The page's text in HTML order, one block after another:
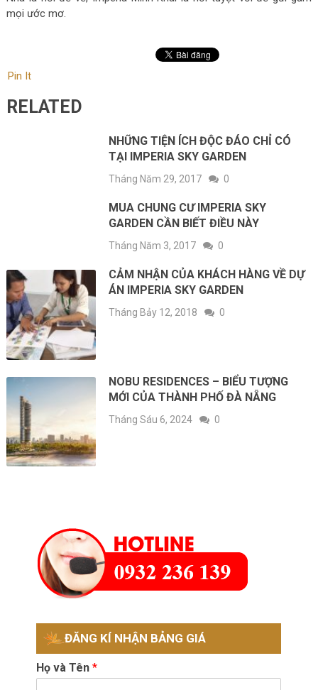
mọi ước mơ.
Pin It
RELATED
NHỮNG TIỆN ÍCH ĐỘC ĐÁO CHỈ CÓ
TẠI IMPERIA SKY GARDEN
Tháng Năm 29, 2017 0
MUA CHUNG CƯ IMPERIA SKY
GARDEN CẦN BIẾT ĐIỀU NÀY
Tháng Năm 3, 2017 0
CẢM NHẬN CỦA KHÁCH HÀNG VỀ DỰ
ÁN IMPERIA SKY GARDEN
Tháng Bảy 12, 2018 0
NOBU RESIDENCES – BIỂU TƯỢNG
MỚI CỦA THÀNH PHỐ ĐÀ NẴNG
Tháng Sáu 6, 2024 0
ĐĂNG KÍ NHẬN BẢNG GIÁ
Họ và Tên*